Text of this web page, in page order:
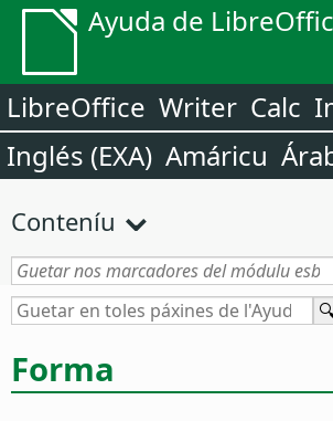
Ayuda de
LibreOffice Writer Calc
Inglés (EXA) Amáricu
Conteníu
Forma